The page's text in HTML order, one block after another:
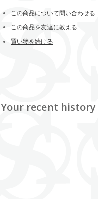
この商品について問い合わせる
この商品を友達に教える
買い物を続ける
Your recent history